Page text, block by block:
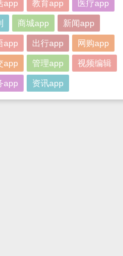
app 教育app 医疗app
商城app 新闻app
app 出行app 网购app
app 管理app 视频编辑
app 资讯app